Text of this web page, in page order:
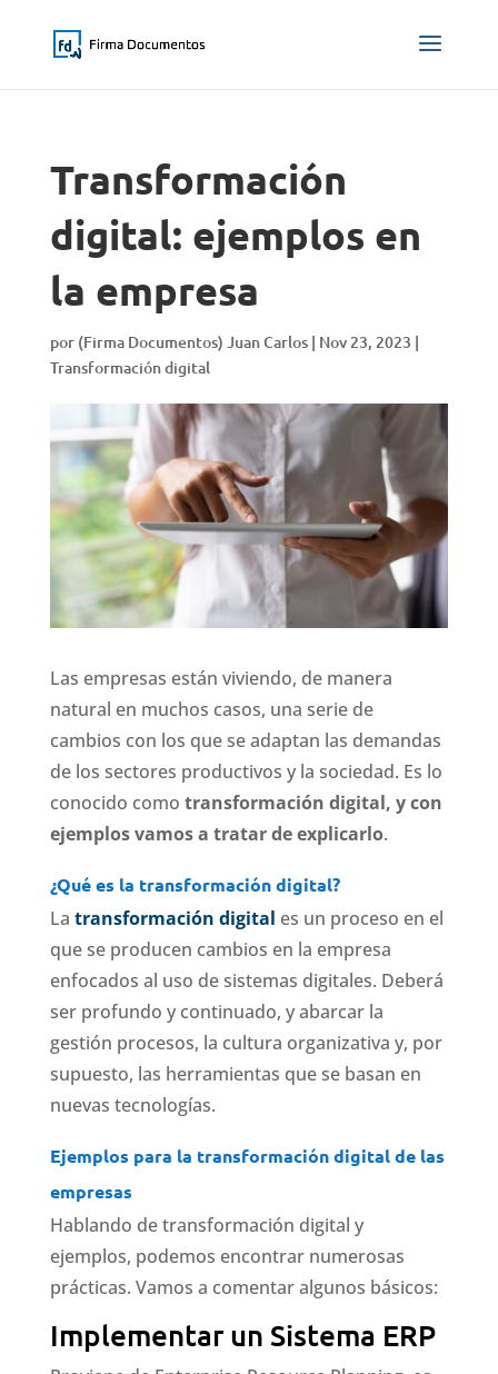
Transformación
digital: ejemplos en
la empresa
por (Firma Documentos) Juan Carlos| Nov 23, 2023 |
Transformación digital
Las empresas están viviendo, de manera
natural en muchos casos, una serie de
cambios con los que se adaptan las demandas
de los sectores productivos y la sociedad. Es lo
conocido como transformación digital, y con
ejemplos vamos a tratar de explicarlo.
¿Qué es la transformación digital?
La transformación digital es un proceso en el
que se producen cambios en la empresa
enfocados al uso de sistemas digitales. Deberá
ser profundo y continuado, y abarcar la
gestión procesos, la cultura organizativa y, por
supuesto, las herramientas que se basan en
nuevas tecnologías.
Ejemplos para la transformación digital de las
empresas
Hablando de transformación digital y
ejemplos, podemos encontrar numerosas
prácticas. Vamos a comentar algunos básicos:
Implementar un Sistema ERP